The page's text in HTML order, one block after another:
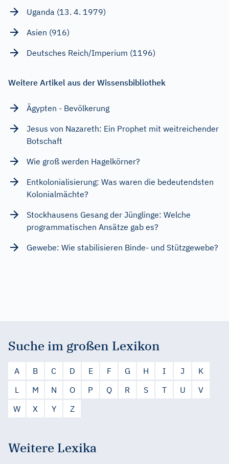
Uganda (13. 4. 1979)
Asien (916)
Deutsches Reich/Imperium (1196)
Weitere Artikel aus der Wissensbibliothek
Ägypten - Bevölkerung
Jesus von Nazareth: Ein Prophet mit weitreichender
Botschaft
Wie groß werden Hagelkörner?
Entkolonialisierung: Was waren die bedeutendsten
Kolonialmächte?
Stockhausens Gesang der Jünglinge: Welche
programmatischen Ansätze gab es?
Gewebe: Wie stabilisieren Binde- und Stützgewebe?
Suche im großen Lexikon
A B C D E F G H I J
K
L
M N O P Q R S T U
V
W
X Y Z
Weitere Lexika